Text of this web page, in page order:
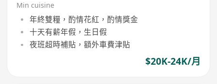
Min cuisine
年終雙糧，酌情花紅，酌情獎金
十天有薪年假，生日假
夜班超時補貼，額外車費津貼
$20K-24K/月